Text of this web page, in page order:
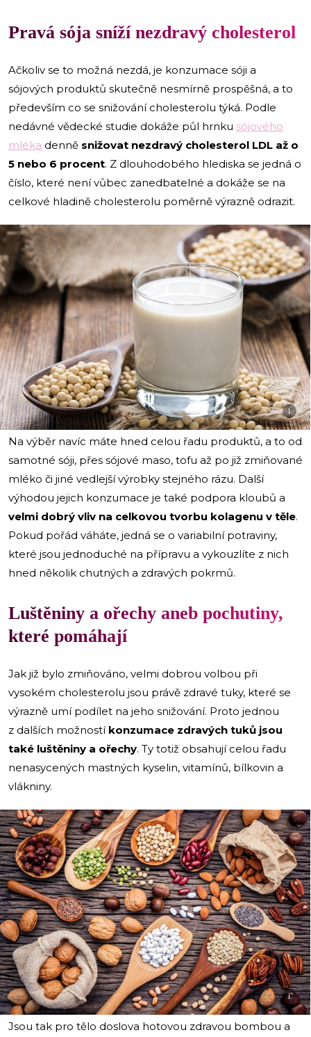
Pravá sója sníží nezdravý cholesterol
Ačkoliv se to možná nezdá, je konzumace sóji a
sójových produktů skutečně nesmírně prospěšná, a to
především co se snižování cholesterolu týká. Podle
nedávné vědecké studie dokáže půl hrnku sójového
mléka denně snižovat nezdravý cholesterol LDL až o
5 nebo 6 procent. Z dlouhodobého hlediska se jedná o
číslo, které není vůbec zanedbatelné a dokáže se na
celkové hladině cholesterolu poměrně výrazně odrazit.
i
Na výběr navíc máte hned celou řadu produktů, a to od
samotné sóji, přes sójové maso, tofu až po již zmiňované
mléko či jiné vedlejší výrobky stejného rázu. Další
výhodou jejich konzumace je také podpora kloubů a
velmi dobrý vliv na celkovou tvorbu kolagenu v těle.
Pokud pořád váháte, jedná se o variabilní potraviny,
které jsou jednoduché na přípravu a vykouzlíte z nich
hned několik chutných a zdravých pokrmů.
Luštěniny a ořechy aneb pochutiny,
které pomáhají
Jak již bylo zmiňováno, velmi dobrou volbou při
vysokém cholesterolu jsou právě zdravé tuky, které se
výrazně umí podílet na jeho snižování. Proto jednou
z dalších možností konzumace zdravých tuků jsou
také luštěniny a ořechy. Ty totiž obsahují celou řadu
nenasycených mastných kyselin, vitamínů, bílkovin a
vlákniny.
i
Jsou tak pro tělo doslova hotovou zdravou bombou a